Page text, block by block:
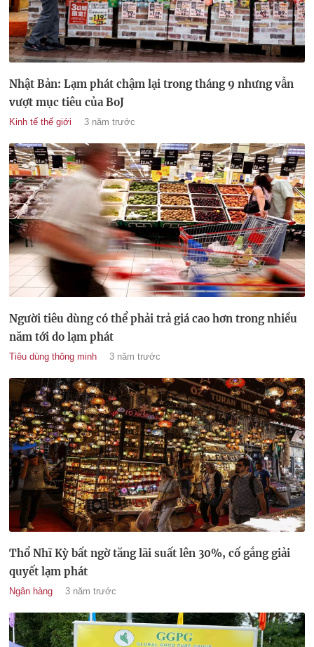
Nhật Bản: Lạm phát chậm lại trong tháng 9 nhưng vẫn
vượt mục tiêu của BoJ
Kinh tế thế giới 3 năm trước
Người tiêu dùng có thể phải trả giá cao hơn trong nhiều
năm tới do lạm phát
Tiêu dùng thông minh 3 năm trước
Thổ Nhĩ Kỳ bất ngờ tăng lãi suất lên 30%, cố gắng giải
quyết lạm phát
Ngân hàng 3 năm trước